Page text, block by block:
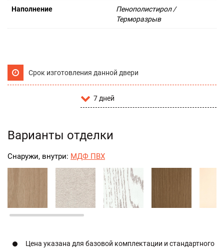
Наполнение
Пенополистирол /
Терморазрыв
Срок изготовления данной двери
7 дней
Варианты отделки
Снаружи, внутри: МДФ ПВХ
Цена указана для базовой комплектации и стандартного